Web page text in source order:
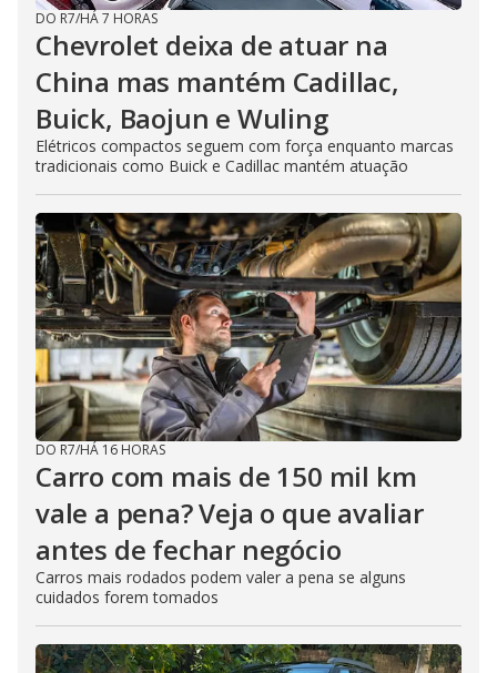
DO R7/HÁ 7 HORAS
Chevrolet deixa de atuar na
China mas mantém Cadillac,
Buick, Baojun e Wuling
Elétricos compactos seguem com força enquanto marcas
tradicionais como Buick e Cadillac mantém atuação
DO R7/HÁ 16 HORAS
Carro com mais de 150 mil km
vale a pena? Veja o que avaliar
antes de fechar negócio
Carros mais rodados podem valer a pena se alguns
cuidados forem tomados